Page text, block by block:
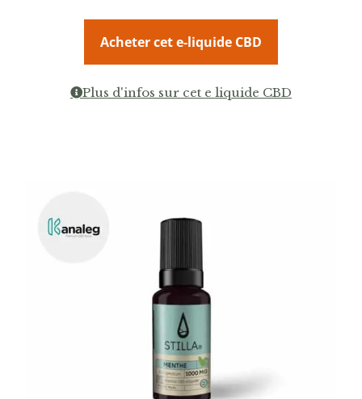
Acheter cet e-liquide CBD
Plus d'infos sur cet e liquide CBD